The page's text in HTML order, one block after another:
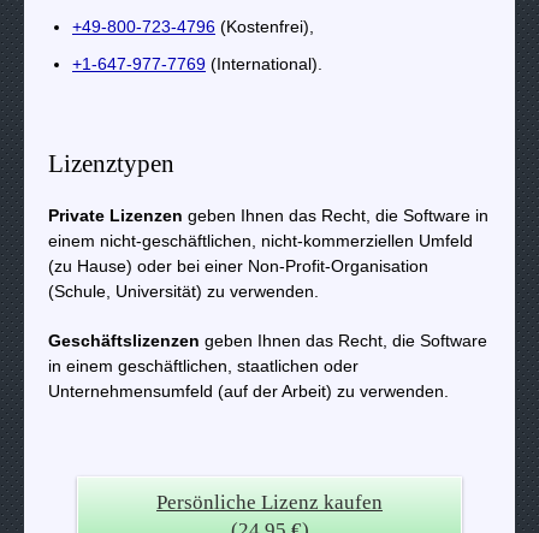
+49-800-723-4796 (Kostenfrei),
+1-647-977-7769 (International).
Lizenztypen
Private Lizenzen geben Ihnen das Recht, die Software in
einem nicht-geschäftlichen, nicht-kommerziellen Umfeld
(zu Hause) oder bei einer Non-Profit-Organisation
(Schule, Universität) zu verwenden.
Geschäftslizenzen geben Ihnen das Recht, die Software
in einem geschäftlichen, staatlichen oder
Unternehmensumfeld (auf der Arbeit) zu verwenden.
Persönliche Lizenz kaufen